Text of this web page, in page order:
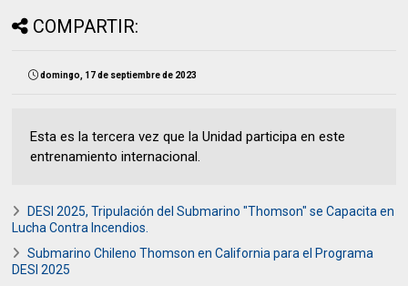
COMPARTIR:
domingo, 17 de septiembre de 2023
Esta es la tercera vez que la Unidad participa en este
entrenamiento internacional.
DESI 2025, Tripulación del Submarino "Thomson" se Capacita en
Lucha Contra Incendios.
Submarino Chileno Thomson en California para el Programa
DESI 2025